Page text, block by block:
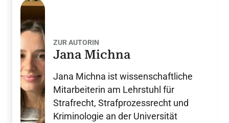
ZUR AUTORIN
Jana Michna
Jana Michna ist wissenschaftliche
Mitarbeiterin am Lehrstuhl für
Strafrecht, Strafprozessrecht und
Kriminologie an der Universität